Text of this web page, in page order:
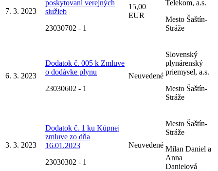
7. 3. 2023
poskytovaní verejných
služieb
23030702 - 1
15,00
EUR
Telekom, a.s.
Mesto Šaštín-
Stráže
6. 3. 2023
Dodatok č. 005 k Zmluve
o dodávke plynu
23030602 - 1
Neuvedené
Slovenský
plynárenský
priemysel, a.s.
Mesto Šaštín-
Stráže
3. 3. 2023
Dodatok č. 1 ku Kúpnej
zmluve zo dňa
16.01.2023
23030302 - 1
Neuvedené
Mesto Šaštín-
Stráže
Milan Daniel a
Anna
Danielová